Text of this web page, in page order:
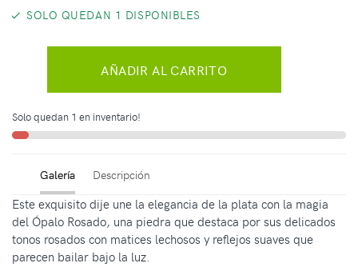
SOLO QUEDAN 1 DISPONIBLES
AÑADIR AL CARRITO
Solo quedan 1 en inventario!
Galería Descripción
Este exquisito dije une la elegancia de la plata con la magia
del Ópalo Rosado, una piedra que destaca por sus delicados
tonos rosados con matices lechosos y reflejos suaves que
parecen bailar bajo la luz.